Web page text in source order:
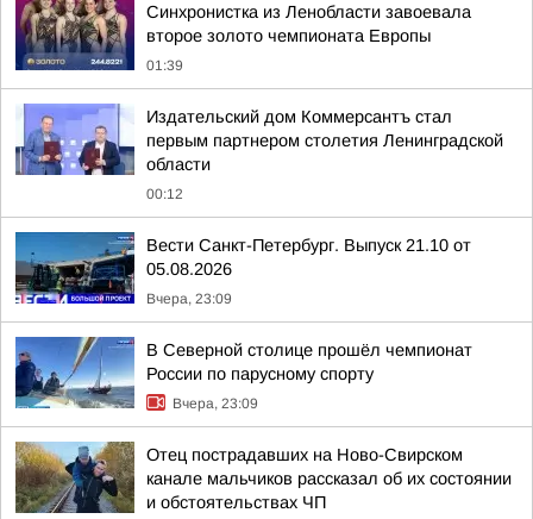
Синхронистка из Ленобласти завоевала
второе золото чемпионата Европы
01:39
Издательский дом Коммерсантъ стал
первым партнером столетия Ленинградской
области
00:12
Вести Санкт-Петербург. Выпуск 21.10 от
05.08.2026
Вчера, 23:09
В Северной столице прошёл чемпионат
России по парусному спорту
Вчера, 23:09
Отец пострадавших на Ново-Свирском
канале мальчиков рассказал об их состоянии
и обстоятельствах ЧП